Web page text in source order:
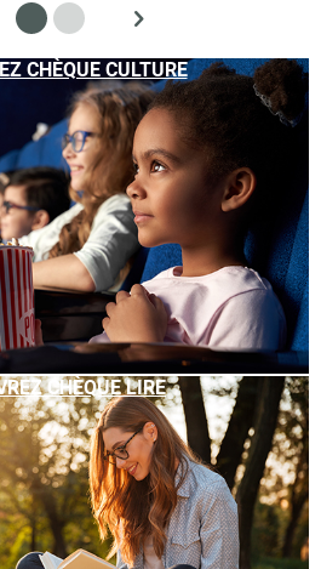
CHÈQUE CULTURE
CHÈQUE LIRE